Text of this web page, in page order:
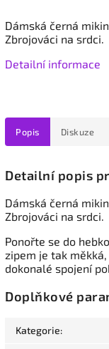
Dámská černá
Zbrojováci na srdci.
Detailní informace
Popis Diskuze
Detailní popis
Dámská černá
Zbrojováci na srdci.
Ponořte se do
zipem je tak
dokonalé spojení
Doplňkové
Kategorie: